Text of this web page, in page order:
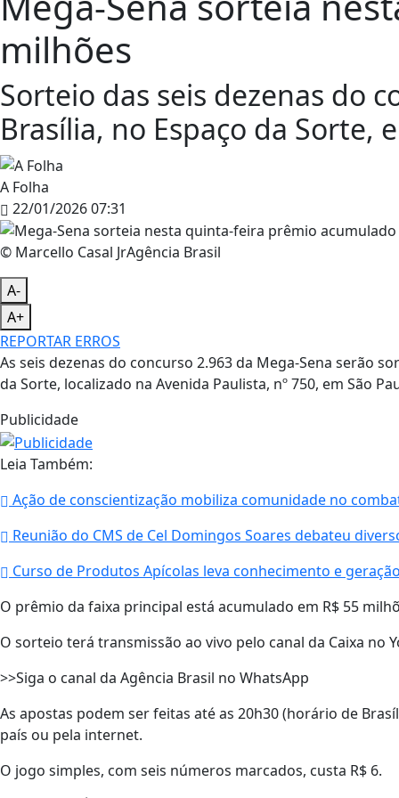
milhões
Sorteio das seis dezenas do
Brasília, no Espaço da Sorte,
A Folha
22/01/2026 07:31
© Marcello Casal JrAgência Brasil
A-
A+
REPORTAR ERROS
As seis dezenas do concurso 2.963 da Mega-Sena serão
da Sorte, localizado na Avenida Paulista, nº 750, em São
Publicidade
Leia Também:
Ação de conscientização mobiliza comunidade no
Reunião do CMS de Cel Domingos Soares debateu
Curso de Produtos Apícolas leva conhecimento e
O prêmio da faixa principal está acumulado em R$ 55
O sorteio terá transmissão ao vivo pelo canal da Caixa no
>>Siga o canal da Agência Brasil no WhatsApp
As apostas podem ser feitas até as 20h30 (horário de
país ou pela internet.
O jogo simples, com seis números marcados, custa R$ 6.